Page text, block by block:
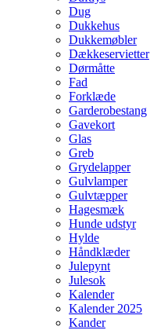
Dug
Dukkehus
Dukkemøbler
Dækkeservietter
Dørmåtte
Fad
Forklæde
Garderobestang
Gavekort
Glas
Greb
Grydelapper
Gulvlamper
Gulvtæpper
Hagesmæk
Hunde udstyr
Hylde
Håndklæder
Julepynt
Julesok
Kalender
Kalender 2025
Kander